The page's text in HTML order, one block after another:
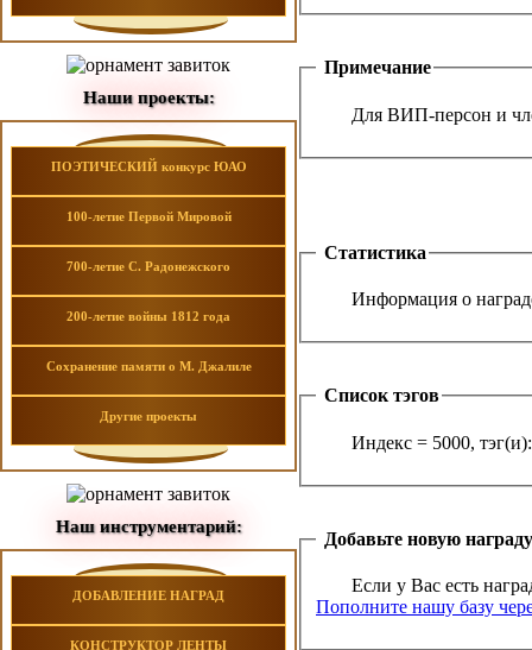
Наши проекты:
ПОЭТИЧЕСКИЙ конкурс ЮАО
100-летие Первой Мировой
700-летие С. Радонежского
200-летие войны 1812 года
Сохранение памяти о М. Джалиле
Другие проекты
Наш инструментарий:
ДОБАВЛЕНИЕ НАГРАД
КОНСТРУКТОР ЛЕНТЫ
Примечание
Для ВИП-персон и
Статистика
Информация о
Список тэгов
Индекс = 5000, тэг(и):
Добавьте новую награду
Если у Вас есть
Пополните нашу базу